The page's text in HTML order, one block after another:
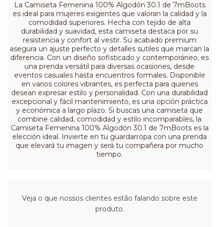
La Camiseta Femenina 100% Algodón 30.1 de 7mBoots
es ideal para mujeres exigentes que valoran la calidad y la
comodidad superiores. Hecha con tejido de alta
durabilidad y suavidad, esta camiseta destaca por su
resistencia y confort al vestir. Su acabado premium
asegura un ajuste perfecto y detalles sutiles que marcan la
diferencia. Con un diseño sofisticado y contemporáneo, es
una prenda versátil para diversas ocasiones, desde
eventos casuales hasta encuentros formales. Disponible
en varios colores vibrantes, es perfecta para quienes
desean expresar estilo y personalidad. Con una durabilidad
excepcional y fácil mantenimiento, es una opción práctica
y económica a largo plazo. Si buscas una camiseta que
combine calidad, comodidad y estilo incomparables, la
Camiseta Femenina 100% Algodón 30.1 de 7mBoots es la
elección ideal. Invierte en tu guardarropa con una prenda
que elevará tu imagen y será tu compañera por mucho
tiempo.
Veja o que nossos clientes estão falando sobre este
produto.